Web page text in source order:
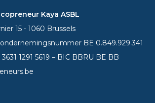
Kaya ASBL
15 - 1060 Brussels
ondernemingsnummer BE 0.849.929.341
3631 1291 5619 – BIC BBRU BE BB